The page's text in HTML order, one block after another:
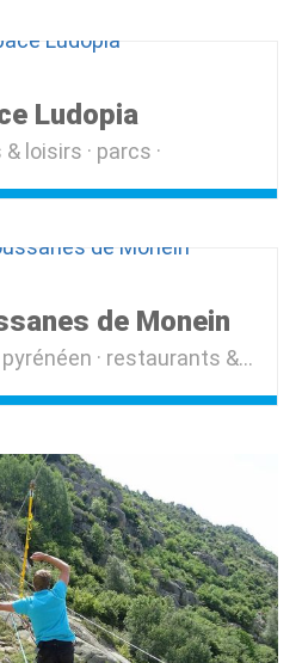
Ludopia
loisirs parcs
de Monein
restaurants & produits du terroir